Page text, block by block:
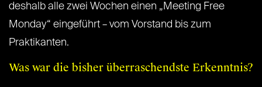
deshalb alle zwei Wochen einen „Meeting Free
Monday“ eingeführt – vom Vorstand bis zum
Praktikanten.
Was war die bisher überraschendste Erkenntnis?